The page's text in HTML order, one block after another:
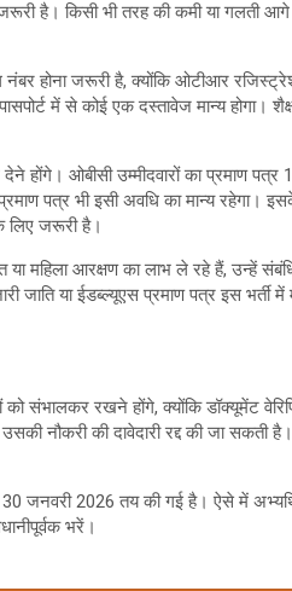
है। किसी भी तरह की कमी या गलती
होना जरूरी है, क्योंकि ओटीआर
में से कोई एक दस्तावेज मान्य होगा।
देने होंगे। ओबीसी उम्मीदवारों का
पत्र भी इसी अवधि का मान्य रहेगा।
लिए जरूरी है।
महिला आरक्षण का लाभ ले रहे हैं, उन्हें
जाति या ईडब्ल्यूएस प्रमाण पत्र इस
को संभालकर रखने होंगे, क्योंकि डॉक्यूमेंट
नौकरी की दावेदारी रद्द की जा
जनवरी 2026 तय की गई है। ऐसे में
भरें।